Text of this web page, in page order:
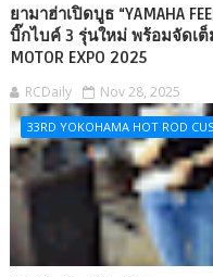
ยามาฮ่าเปิดบูธ “YAMAHA
บิ๊กไบค์ 3 รุ่นใหม่ พร้อมจัดเ
MOTOR EXPO 2025
RCDaily Nov 28, 2025
33RD YOKOHAMA HOT ROD